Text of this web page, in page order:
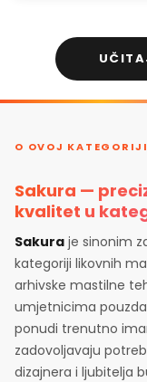
O OVOJ KATEGORIJI
Sakura —
kvalitet u
Sakura je sinonim
kategoriji likovnih
arhivske mastilne
umjetnicima
ponudi trenutno
zadovoljavaju
dizajnera i ljubitelja